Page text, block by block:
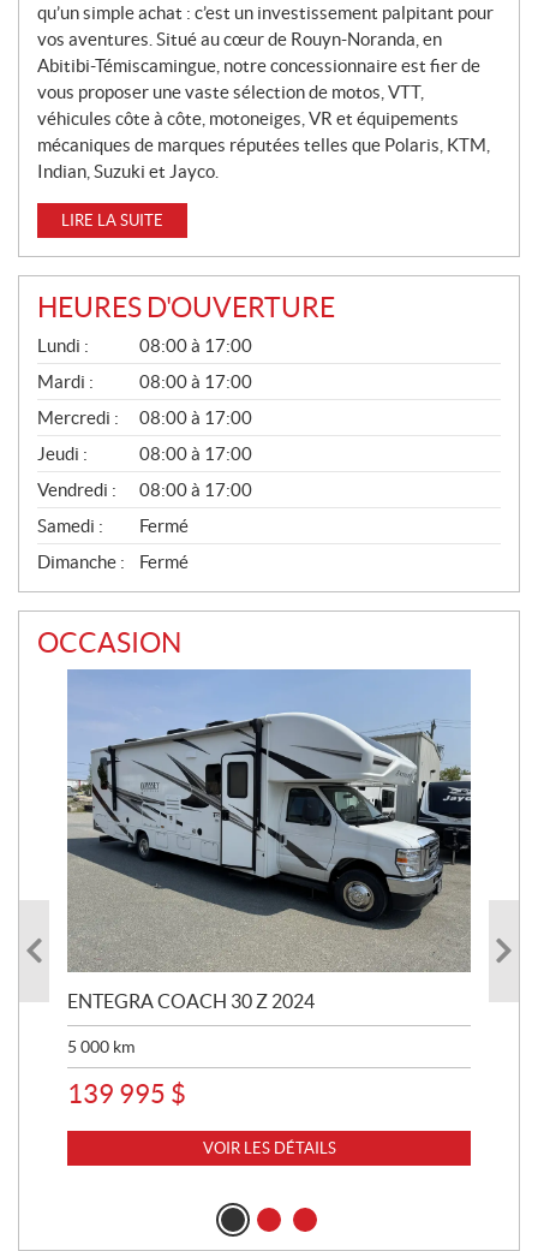
L
L
E
S
qu’un simple achat : c’est un investissement palpitant pour
vos aventures. Situé au cœur de Rouyn-Noranda, en
Abitibi-Témiscamingue, notre concessionnaire est fier de
vous proposer une vaste sélection de motos, VTT,
véhicules côte à côte, motoneiges, VR et équipements
mécaniques de marques réputées telles que Polaris, KTM,
Indian, Suzuki et Jayco.
LIRE LA SUITE
HEURES D'OUVERTURE
G
É
N
É
R
A
L
Lundi :
08:00 à 17:00
Mardi :
08:00 à 17:00
Mercredi :
08:00 à 17:00
Jeudi :
08:00 à 17:00
Vendredi :
08:00 à 17:00
Samedi :
Fermé
Dimanche :
Fermé
OCCASION
ENTEGRA COACH 30 Z 2024
5 000 km
139 995 $
VOIR LES DÉTAILS